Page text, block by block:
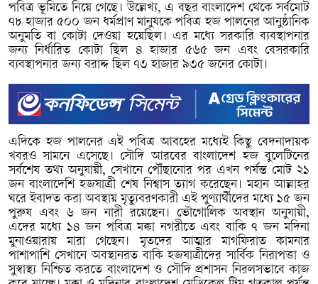
পবিত্র ভূমিতে নিয়ে গেছে। উল্লেখ্য, এ বছর বাংলাদেশ থেকে সর্বমোট
৭৮ হাজার ৫০০ জন ধর্মপ্রাণ মানুষকে পবিত্র হজ পালনের আনুষ্ঠানিক
অনুমতি বা কোটা দেওয়া হয়েছিল। এর মধ্যে সরকারি ব্যবস্থাপনার
জন্য নির্ধারিত কোটা ছিল ৪ হাজার ৫৬৫ জন এবং বেসরকারি
ব্যবস্থাপনার জন্য বরাদ্দ ছিল ৭৩ হাজার ৯৩৫ জনের কোটা।
এদিকে হজ পালনের এই পবিত্র আবহের মধ্যেই কিছু বেদনাদায়ক
খবরও সামনে এসেছে। সৌদি আরবের বাংলাদেশ হজ বুলেটিনের
সর্বশেষ তথ্য অনুযায়ী, সেখানে পৌঁছানোর পর এখন পর্যন্ত মোট ২১
জন বাংলাদেশি হজযাত্রী শেষ নিশ্বাস ত্যাগ করেছেন। মহান আল্লাহর
ঘরে ইবাদত করা অবস্থায় মৃত্যুবরণকারী এই পুণ্যার্থীদের মধ্যে ১৫ জন
পুরুষ এবং ৬ জন নারী রয়েছেন। ভৌগোলিক অবস্থান অনুযায়ী,
এদের মধ্যে ১৪ জন পবিত্র মক্কা নগরীতে এবং বাকি ৭ জন মদিনা
মুনাওয়ারায় মারা গেছেন। মৃতদের আত্মার মাগফিরাত কামনার
পাশাপাশি সেখানে অবস্থানরত বাকি হজযাত্রীদের সার্বিক নিরাপত্তা ও
সুস্বাস্থ্য নিশ্চিত করতে বাংলাদেশ ও সৌদি প্রশাসন নিরলসভাবে কাজ